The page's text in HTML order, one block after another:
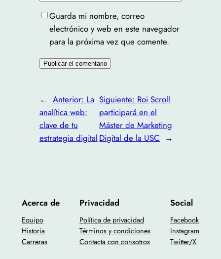
Guarda mi nombre, correo
electrónico y web en este navegador
para la próxima vez que comente.
← Anterior: La
analítica web:
clave de tu
estrategia digital
Siguiente: Roi Scroll
participará en el
Máster de Marketing
Digital de la USC →
Acerca de
Equipo
Historia
Carreras
Privacidad
Política de privacidad
Términos y condiciones
Contacta con consotros
Social
Facebook
Instagram
Twitter/X